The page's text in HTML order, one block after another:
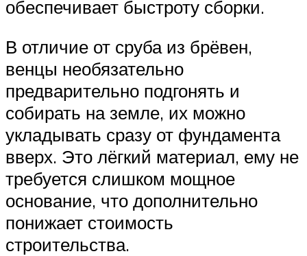
обеспечивает быстроту сборки.
В отличие от сруба из брёвен,
венцы необязательно
предварительно подгонять и
собирать на земле, их можно
укладывать сразу от фундамента
вверх. Это лёгкий материал, ему не
требуется слишком мощное
основание, что дополнительно
понижает стоимость
строительства.